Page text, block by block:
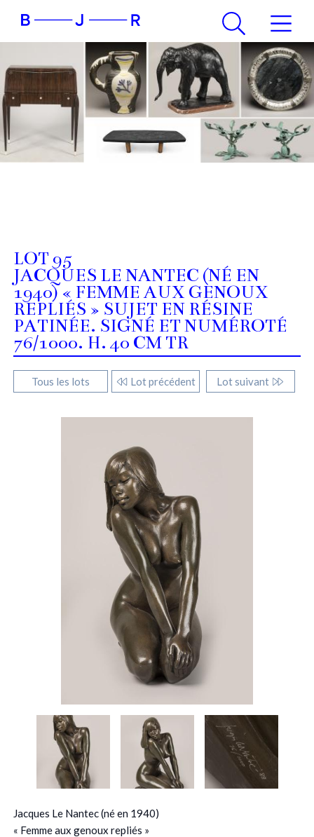
LOT 95
JACQUES LE NANTEC (NÉ EN
1940) « FEMME AUX GENOUX
REPLIÉS » SUJET EN RÉSINE
PATINÉE. SIGNÉ ET NUMÉROTÉ
76/1000. H. 40 CM TR
Tous les lots Lot précédent Lot suivant
Jacques Le Nantec (né en 1940)
« Femme aux genoux repliés »